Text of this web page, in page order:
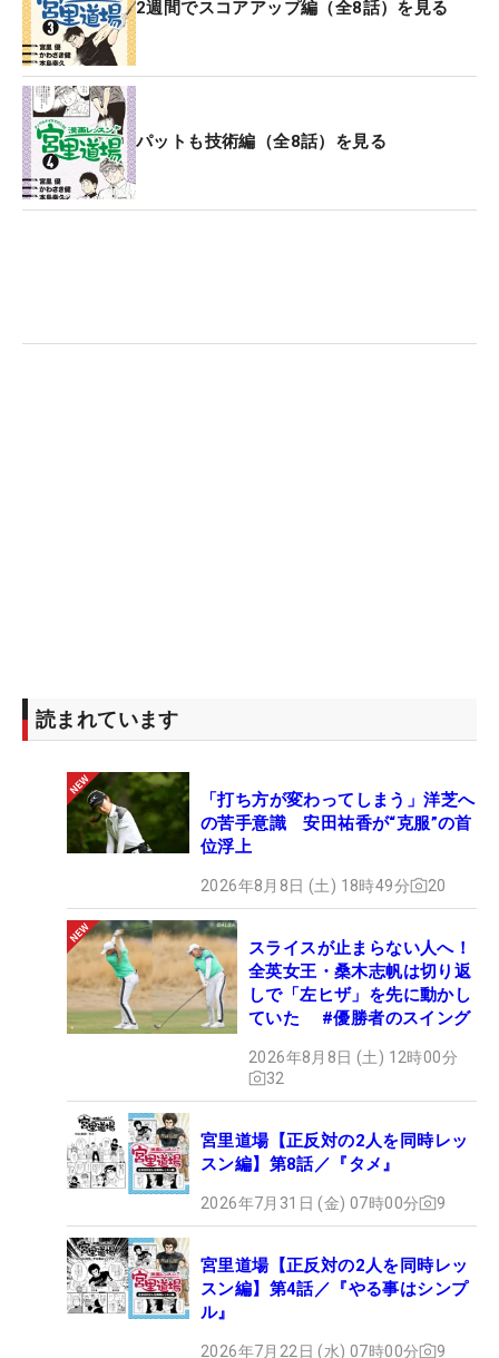
2週間でスコアアップ編（全8話）を見る
パットも技術編（全8話）を見る
読まれています
「打ち方が変わってしまう」洋芝へ
の苦手意識 安田祐香が“克服”の首
位浮上
2026年8月8日 (土) 18時49分 20
スライスが止まらない人へ！
全英女王・桑木志帆は切り返
しで「左ヒザ」を先に動かし
ていた #優勝者のスイング
2026年8月8日 (土) 12時00分
32
宮里道場【正反対の2人を同時レッ
スン編】第8話／『タメ』
2026年7月31日 (金) 07時00分 9
宮里道場【正反対の2人を同時レッ
スン編】第4話／『やる事はシンプ
ル』
2026年7月22日 (水) 07時00分 9